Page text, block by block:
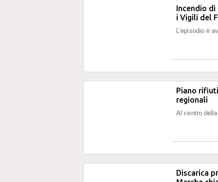
Incendio
i Vigili del
L'episodio è
Piano
regionali
Al centro
Discarica